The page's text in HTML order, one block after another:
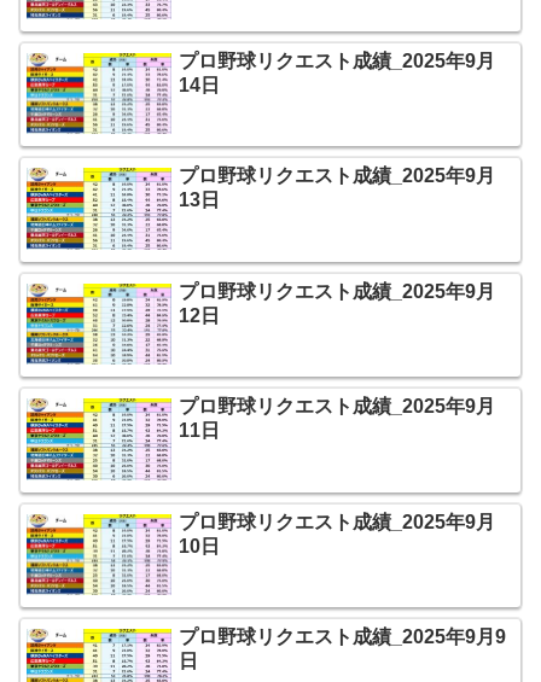
プロ野球リクエスト成績_2025年9月
14日
プロ野球リクエスト成績_2025年9月
13日
プロ野球リクエスト成績_2025年9月
12日
プロ野球リクエスト成績_2025年9月
11日
プロ野球リクエスト成績_2025年9月
10日
プロ野球リクエスト成績_2025年9月9
日